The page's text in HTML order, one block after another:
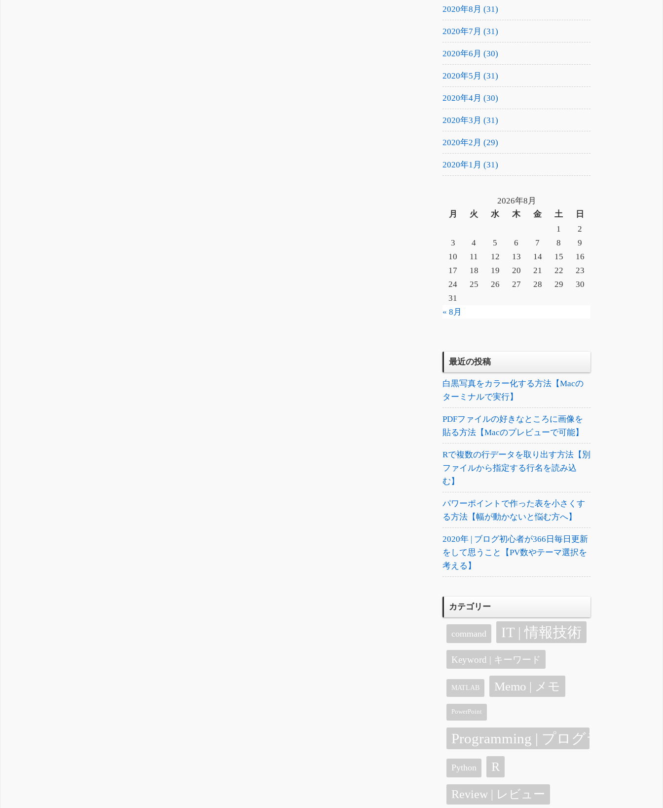
2020年8月 (31)
2020年7月 (31)
2020年6月 (30)
2020年5月 (31)
2020年4月 (30)
2020年3月 (31)
2020年2月 (29)
2020年1月 (31)
2026年8月
月
火 水 木 金 土
日
1
2
3
4 5 6 7 8
9
10
11 12 13 14 15
16
17
18 19 20 21 22
23
24
25 26 27 28 29
30
31
« 8月
最近の投稿
白黒写真をカラー化する方法【Macの
ターミナルで実行】
PDFファイルの好きなところに画像を
貼る方法【Macのプレビューで可能】
Rで複数の行データを取り出す方法【別
ファイルから指定する行名を読み込
む】
パワーポイントで作った表を小さくす
る方法【幅が動かないと悩む方へ】
2020年 | ブログ初心者が366日毎日更新
をして思うこと【PV数やテーマ選択を
考える】
カテゴリー
command IT | 情報技術
Keyword | キーワード
MATLAB Memo | メモ
PowerPoint
Programming | プログラミング
Python R
Review | レビュー